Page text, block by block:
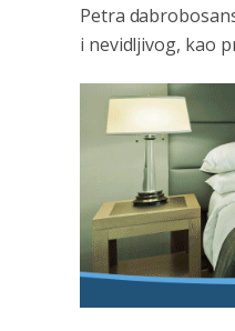
Petra
i nevidljivog, kao